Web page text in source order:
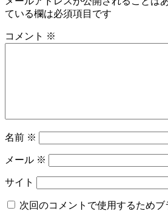
ゲ
ー
ている欄は必須項目です
コメント ※
名前 ※
メール ※
サイト
次回のコメントで使用するため